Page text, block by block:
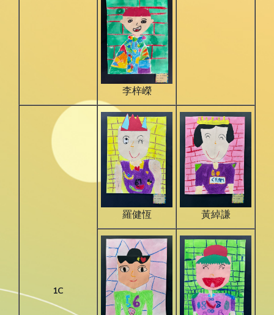
李梓嶸
1C
羅健恆 黃綽謙